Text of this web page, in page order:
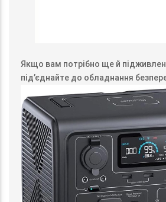
Якщо вам потрібно ще й
під’єднайте до обладнання